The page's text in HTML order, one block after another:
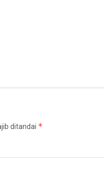
ditandai *